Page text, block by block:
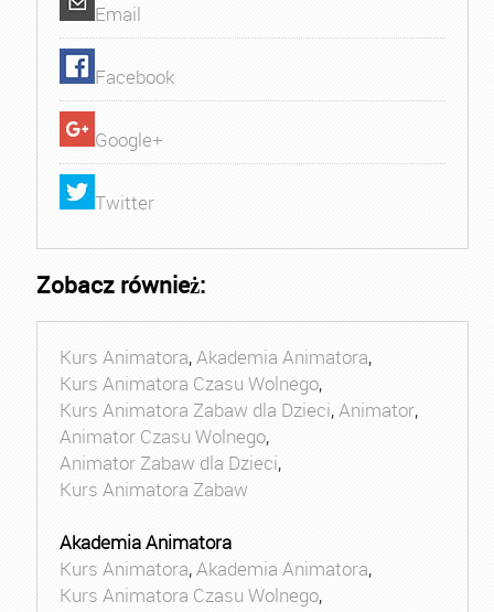
Email
Facebook
Google+
Twitter
Zobacz również:
Kurs Animatora,Akademia Animatora,
Kurs Animatora Czasu Wolnego,
Kurs Animatora Zabaw dla Dzieci,Animator,
Animator Czasu Wolnego,
Animator Zabaw dla Dzieci,
Kurs Animatora Zabaw
Akademia Animatora
Kurs Animatora,Akademia Animatora,
Kurs Animatora Czasu Wolnego,